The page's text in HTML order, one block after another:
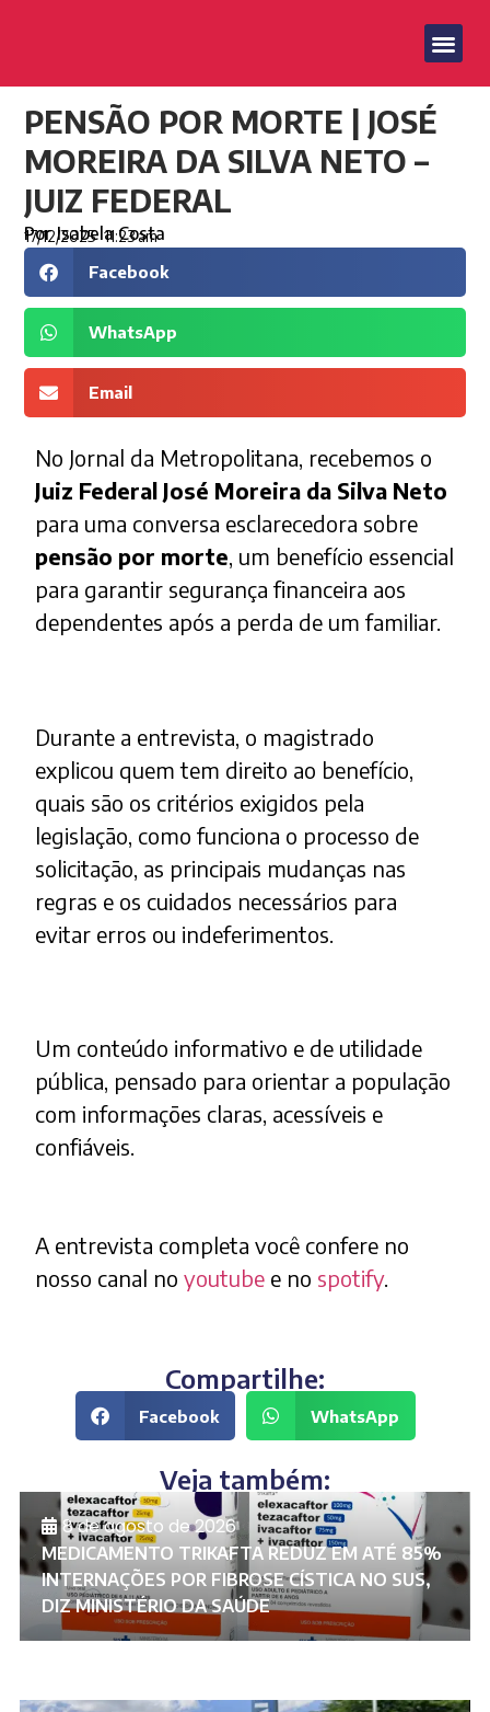
PENSÃO POR MORTE | JOSÉ
MOREIRA DA SILVA NETO –
JUIZ FEDERAL
PorIsabela Costa
17/12/2025 11:23 am
Facebook
WhatsApp
Email
No Jornal da Metropolitana, recebemos o
Juiz Federal José Moreira da Silva Neto
para uma conversa esclarecedora sobre
pensão por morte, um benefício essencial
para garantir segurança financeira aos
dependentes após a perda de um familiar.
Durante a entrevista, o magistrado
explicou quem tem direito ao benefício,
quais são os critérios exigidos pela
legislação, como funciona o processo de
solicitação, as principais mudanças nas
regras e os cuidados necessários para
evitar erros ou indeferimentos.
Um conteúdo informativo e de utilidade
pública, pensado para orientar a população
com informações claras, acessíveis e
confiáveis.
A entrevista completa você confere no
nosso canal noyoutube e no spotify.
Compartilhe:
Facebook WhatsApp
Veja também:
8 de agosto de 2026
MEDICAMENTO TRIKAFTA REDUZ EM ATÉ 85%
INTERNAÇÕES POR FIBROSE CÍSTICA NO SUS,
DIZ MINISTÉRIO DA SAÚDE